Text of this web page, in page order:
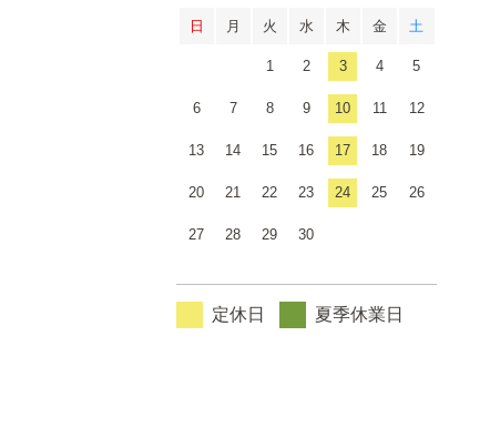
日 月 火 水 木 金 土
1 2 3 4 5
6 7 8 9 10 11 12
13 14 15 16 17 18 19
20 21 22 23 24 25 26
27 28 29 30
定休日 夏季休業日